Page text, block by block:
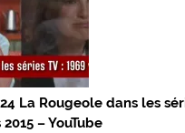
La Rougeole dans les
2015 – YouTube